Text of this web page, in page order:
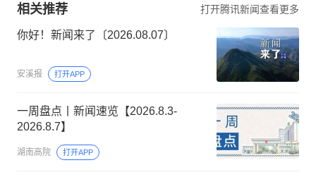
相关推荐 打开腾讯新闻查看更多
你好！新闻来了〔2026.08.07〕
安溪报 打开APP
一周盘点丨新闻速览【2026.8.3-
2026.8.7】
湖南高院 打开APP